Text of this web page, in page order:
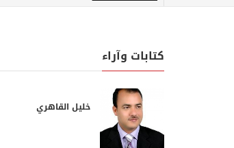
كتابات وآراء
خليل القاهري